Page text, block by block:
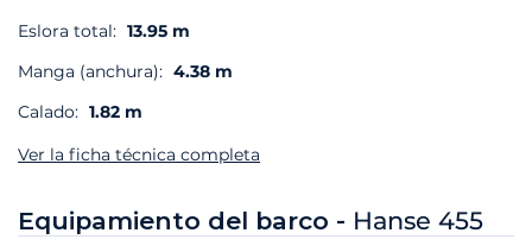
Eslora total: 13.95 m
Manga (anchura): 4.38 m
Calado: 1.82 m
Ver la ficha técnica completa
Equipamiento del barco - Hanse 455